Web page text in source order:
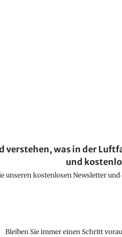
verstehen, was in der
und
unseren kostenlosen Newsletter
Bleiben Sie immer einen Schritt